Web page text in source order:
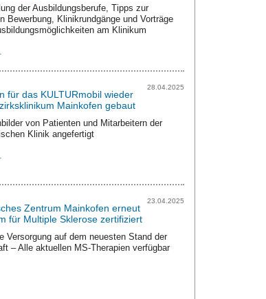
der Ausbildungsberufe, Tipps zur
Bewerbung, Klinikrundgänge und Vorträge
am Klinikum
28.04.2025
für das KULTURmobil wieder
Mainkofen gebaut
von Patienten und Mitarbeitern der
Klinik angefertigt
23.04.2025
Zentrum Mainkofen erneut
für Multiple Sklerose zertifiziert
Versorgung auf dem neuesten Stand der
– Alle aktuellen MS-Therapien verfügbar